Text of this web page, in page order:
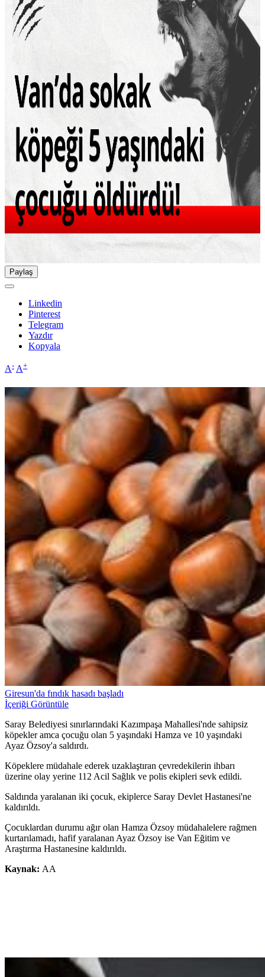
Paylaş
Linkedin
Pinterest
Telegram
Yazdır
Kopyala
A- A+
Giresun'da fındık hasadı başladı
İçeriği Görüntüle
Saray Belediyesi sınırlarındaki Kazımpaşa Mahallesi'nde sahipsiz
köpekler amca çocuğu olan 5 yaşındaki Hamza ve 10 yaşındaki
Ayaz Özsoy'a saldırdı.
Köpeklere müdahale ederek uzaklaştıran çevredekilerin ihbarı
üzerine olay yerine 112 Acil Sağlık ve polis ekipleri sevk edildi.
Saldırıda yaralanan iki çocuk, ekiplerce Saray Devlet Hastanesi'ne
kaldırıldı.
Çocuklardan durumu ağır olan Hamza Özsoy müdahalelere rağmen
kurtarılamadı, hafif yaralanan Ayaz Özsoy ise Van Eğitim ve
Araştırma Hastanesine kaldırıldı.
Kaynak: AA